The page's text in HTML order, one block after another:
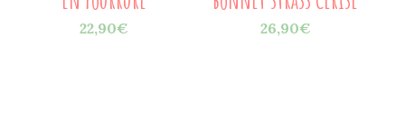
22,90€ 26,90€